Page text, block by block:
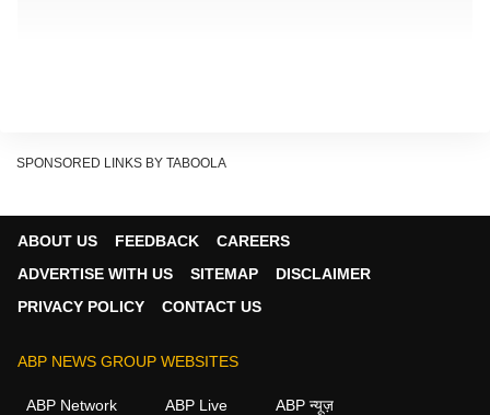
বৃহস্পতিবার দুপুরের দিকে এয়ারপোর্টের দিক থেকে আসছিল একটি গাড়ি।
উল্টোদিক থেকে অর্থাৎ নাগেরবাজারের দিক থেকে এয়ারপোর্টের দিকে যাচ্ছিল
SPONSORED LINKS BY TABOOLA
ABOUT US FEEDBACK
CAREERS
ADVERTISE WITH US
SITEMAP
DISCLAIMER
PRIVACY POLICY
CONTACT US
ABP NEWS GROUP WEBSITES
ABP Network ABP Live ABP न्यूज़